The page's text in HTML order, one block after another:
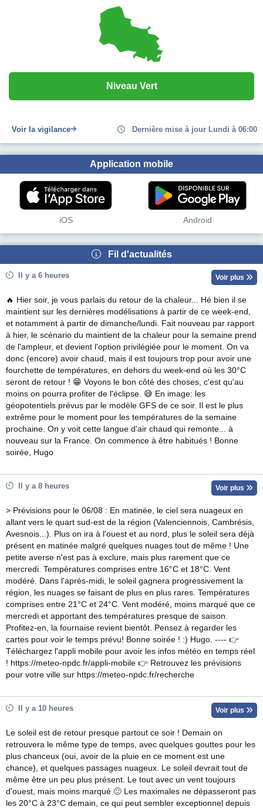
Niveau Vert
Voir la vigilance Dernière mise à jour Lundi à 06:00
Application mobile
iOS Android
Fil d'actualités
Il y a 6 heures Voir plus
🔥 Hier soir, je vous parlais du retour de la chaleur... Hé bien il se
maintient sur les dernières modélisations à partir de ce week-end,
et notamment à partir de dimanche/lundi. Fait nouveau par rapport
à hier, le scénario du maintient de la chaleur pour la semaine prend
de l'ampleur, et devient l'option privilégiée pour le moment. On va
donc (encore) avoir chaud, mais il est toujours trop pour avoir une
fourchette de températures, en dehors du week-end où les 30°C
seront de retour ! 😁 Voyons le bon côté des choses, c'est qu'au
moins on pourra profiter de l'éclipse. 😅 En image: les
géopotentiels prévus par le modèle GFS de ce soir. Il est le plus
extrême pour le moment pour les températures de la semaine
prochaine. On y voit cette langue d'air chaud qui remonte... à
nouveau sur la France. On commence à être habitués ! Bonne
soirée, Hugo
Il y a 8 heures Voir plus
> Prévisions pour le 06/08 : En matinée, le ciel sera nuageux en
allant vers le quart sud-est de la région (Valenciennois, Cambrésis,
Avesnois...). Plus on ira à l'ouest et au nord, plus le soleil sera déjà
présent en matinée malgré quelques nuages tout de même ! Une
petite averse n'est pas à exclure, mais plus rarement que ce
mercredi. Températures comprises entre 16°C et 18°C. Vent
modéré. Dans l'après-midi, le soleil gagnera progressivement la
région, les nuages se faisant de plus en plus rares. Températures
comprises entre 21°C et 24°C. Vent modéré, moins marqué que ce
mercredi et apportant des températures presque de saison.
Profitez-en, la fournaise revient bientôt. Pensez à regarder les
cartes pour voir le temps prévu! Bonne soirée ! :) Hugo. ---- 👉
Téléchargez l'appli mobile pour avoir les infos météo en temps réel
! https://meteo-npdc.fr/appli-mobile 👉 Retrouvez les prévisions
pour votre ville sur https://meteo-npdc.fr/recherche
Il y a 10 heures Voir plus
Le soleil est de retour presque partout ce soir ! Demain on
retrouvera le même type de temps, avec quelques gouttes pour les
plus chanceux (oui, avoir de la pluie en ce moment est une
chance), et quelques passages nuageux. Le soleil devrait tout de
même être un peu plus présent. Le tout avec un vent toujours
d'ouest, mais moins marqué 🙂 Les maximales ne dépasseront pas
les 20°C à 23°C demain, ce qui peut sembler exceptionnel depuis